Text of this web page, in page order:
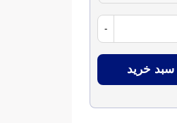
-
سبد خرید